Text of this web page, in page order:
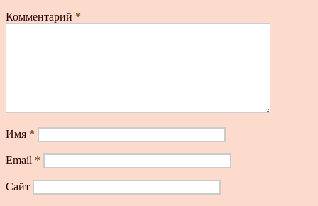
Комментарий *
Имя *
Email *
Сайт